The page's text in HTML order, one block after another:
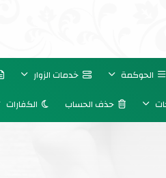
الحوكمة خدمات الزوار
حذف الحساب الكفارات